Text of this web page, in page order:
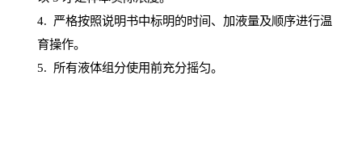
4. 严格按照说明书中标明的时间、加液量及顺序进行温
育操作。
5. 所有液体组分使用前充分摇匀。